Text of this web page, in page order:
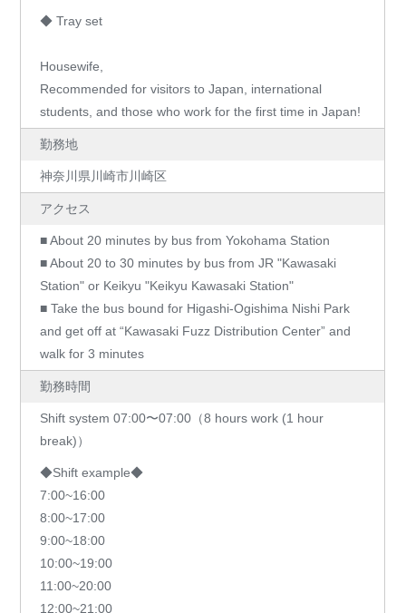
◆ Tray set
Housewife,
Recommended for visitors to Japan, international
students, and those who work for the first time in Japan!
勤務地
神奈川県川崎市川崎区
アクセス
■ About 20 minutes by bus from Yokohama Station
■ About 20 to 30 minutes by bus from JR "Kawasaki
Station" or Keikyu "Keikyu Kawasaki Station"
■ Take the bus bound for Higashi-Ogishima Nishi Park
and get off at “Kawasaki Fuzz Distribution Center” and
walk for 3 minutes
勤務時間
Shift system 07:00〜07:00（8 hours work (1 hour
break)）
◆Shift example◆
7:00~16:00
8:00~17:00
9:00~18:00
10:00~19:00
11:00~20:00
12:00~21:00